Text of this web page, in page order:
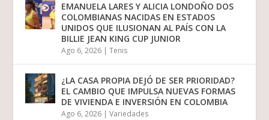
EMANUELA LARES Y ALICIA LONDOÑO DOS
COLOMBIANAS NACIDAS EN ESTADOS
UNIDOS QUE ILUSIONAN AL PAÍS CON LA
BILLIE JEAN KING CUP JUNIOR
Ago 6, 2026 |Tenis
¿LA CASA PROPIA DEJÓ DE SER PRIORIDAD?
EL CAMBIO QUE IMPULSA NUEVAS FORMAS
DE VIVIENDA E INVERSIÓN EN COLOMBIA
Ago 6, 2026 |Variedades